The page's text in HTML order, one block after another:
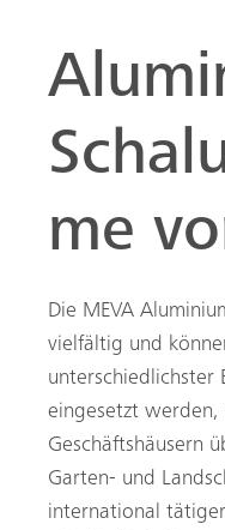
me
Die MEVA
vielfältig und
unterschiedlichster
eingesetzt werden,
Geschäftshäusern
Garten- und
international